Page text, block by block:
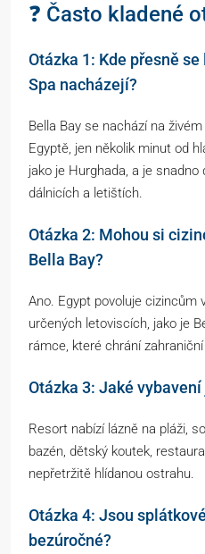
❓ Často kladené
Otázka 1: Kde přesně
Spa nacházejí?
Bella Bay se nachází na
Egyptě, jen několik minut od
jako je Hurghada, a je
dálnicích a letištích.
Otázka 2: Mohou si
Bella Bay?
Ano. Egypt povoluje cizincům
určených letoviscích, jako je
rámce, které chrání zahraniční
Otázka 3: Jaké
Resort nabízí lázně na pláži,
bazén, dětský koutek,
nepřetržitě hlídanou ostrahu.
Otázka 4: Jsou
bezúročné?